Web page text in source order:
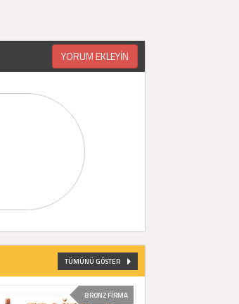
YORUM EKLEYİN
TÜMÜNÜ GÖSTER
BRONZ FİRMA